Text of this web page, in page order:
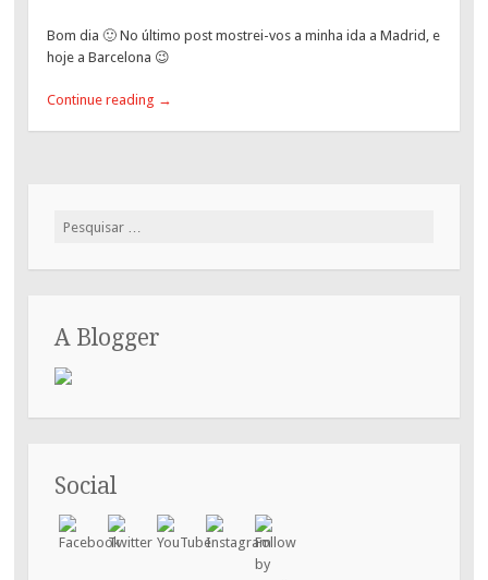
Bom dia 🙂 No último post mostrei-vos a minha ida a Madrid, e
hoje a Barcelona 😉
Continue reading →
Pesquisar
A Blogger
Social